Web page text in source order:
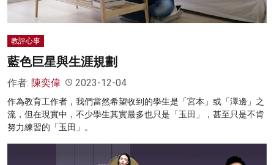
教評心事
藍色巨星與生涯規劃
作者: 陳奕偉 2023-12-04
作為教育工作者，我們當然希望收到的學生是「宮本」或「澤邊」之
流，但在現實中，不少學生其實最多也只是「玉田」，甚至只是不肯
努力練習的「玉田」。